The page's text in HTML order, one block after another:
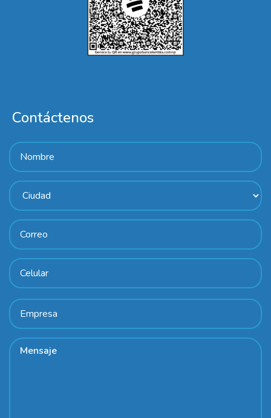
Contáctenos